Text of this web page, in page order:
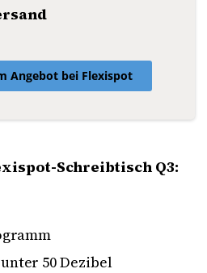
Angebot bei Flexispot
Schreibtisch Q3:
50 Dezibel